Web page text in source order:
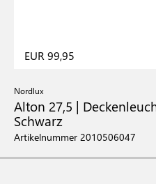
EUR 99,95
Nordlux
Alton 27,5 |
Schwarz
Artikelnummer 2010506047